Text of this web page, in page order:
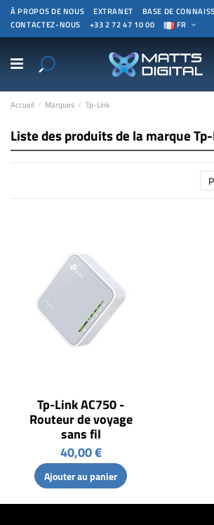
À PROPOS DE NOUS EXTRANET
BASE DE
CONTACTEZ-NOUS
+33 2 72 47 10 00 FR
Accueil Marques Tp-Link
Liste des produits de la marque
Tp-Link AC750 -
Routeur de voyage
sans fil
40,00 €
Ajouter au panier